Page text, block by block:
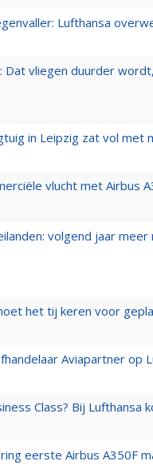
Lufthansa
Dat vliegen duurder
in Leipzig zat vol met
vlucht met Airbus
volgend jaar
het tij keren voor
Aviapartner op
Class? Bij Lufthansa
eerste Airbus A350F